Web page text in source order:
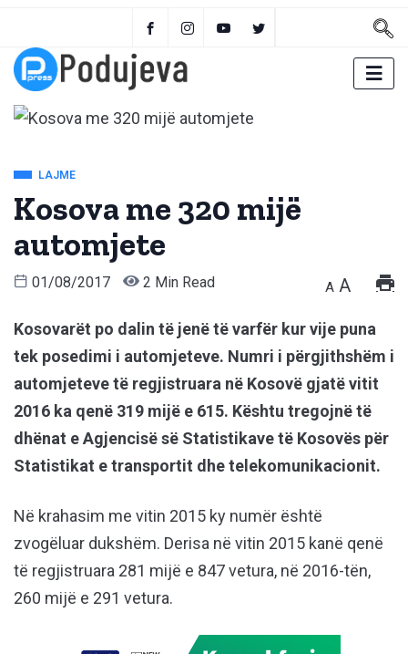
LAJME
Kosova me 320 mijë
automjete
01/08/2017 2 Min Read A A
Kosovarët po dalin të jenë të varfër kur vije puna
tek posedimi i automjeteve. Numri i përgjithshëm i
automjeteve të regjistruara në Kosovë gjatë vitit
2016 ka qenë 319 mijë e 615. Kështu tregojnë të
dhënat e Agjencisë së Statistikave të Kosovës për
Statistikat e transportit dhe telekomunikacionit.
Në krahasim me vitin 2015 ky numër është
zvogëluar dukshëm. Derisa në vitin 2015 kanë qenë
të regjistruara 281 mijë e 847 vetura, në 2016-tën,
260 mijë e 291 vetura.